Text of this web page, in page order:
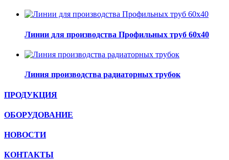
Линии для производства Профильных труб 60х40
Линия производства радиаторных трубок
ПРОДУКЦИЯ
ОБОРУДОВАНИЕ
НОВОСТИ
КОНТАКТЫ